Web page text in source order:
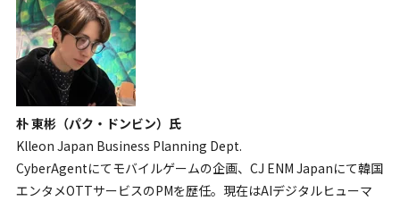
朴 東彬（パク・ドンビン）氏
Klleon Japan Business Planning Dept.
CyberAgentにてモバイルゲームの企画、CJ ENM Japanにて韓国
エンタメOTTサービスのPMを歴任。現在はAIデジタルヒューマ